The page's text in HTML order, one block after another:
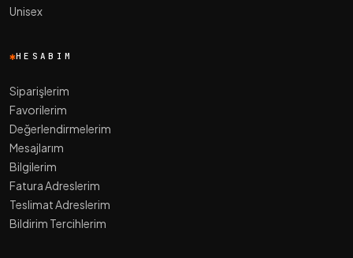
Unisex
HESABIM
Siparişlerim
Favorilerim
Değerlendirmelerim
Mesajlarım
Bilgilerim
Fatura Adreslerim
Teslimat Adreslerim
Bildirim Tercihlerim